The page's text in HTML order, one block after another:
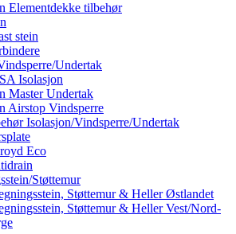
Elementdekke tilbehør
stein
Undertak
Isolasjon
Master Undertak
Airstop Vindsperre
Isolasjon/Vindsperre/Undertak
Eco
Støttemur
Støttemur & Heller Østlandet
Støttemur & Heller Vest/Nord-